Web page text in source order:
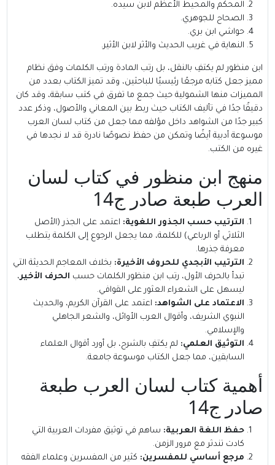
المحكم والمحيط الأعظم لابن سيده.
الصحاح للجوهري.
حواشي ابن بري.
النهاية في غريب الحديث والأثر لابن الأثير.
ابن منظور لم يكتفِ بالنقل، بل رتب المادة ورتب الكلمات وفق نظام
مميز جعل كتابه مرجعًا رئيسيًا للباحثين، وقد تميز الكتاب بعدد من
المميزات منها الشمولية حيث جمع ما تفرق في كتب سابقة، وقد كان
دقيقًا جدًا في تأليف الكتاب حيث ربط بين المعاني والأصول، وذكر عدد
كبير جدًا من الشواهد داخل مؤلفه مما جعل من كتاب لسان العرب
موسوعة أدبية أيضًا وتمكن من حفظ نصوصًا نادرة قد لا نجدها في
غيره من الكتب.
منهج ابن منظور في كتاب لسان
العرب طبعة صادر ج14
الترتيب حسب الجذور اللغوية: اعتمد على الجذر (الأصل
الثلاثي أو الرباعي) للكلمة، مما يجعل الرجوع إلى الكلمة يتطلب
معرفة جذرها.
الترتيب الأبجدي للحروف الأخيرة: بخلاف المعاجم الحديثة التي
تبدأ بالحرف الأول، رتب ابن منظور الكلمات حسب الحرف الأخير ،
ليسهل على الشعراء العثور على القوافي.
الاعتماد على الشواهد: اعتمد على القرآن الكريم، والحديث
النبوي الشريف، وأقوال العرب الأوائل، والشعر الجاهلي
والإسلامي.
التوثيق العلمي: لم يكتفِ بالشرح، بل أورد أقوال العلماء
السابقين، مما جعل الكتاب موسوعة جامعة.
أهمية كتاب لسان العرب طبعة
صادر ج14
حفظ اللغة العربية: ساهم في توثيق مفردات العربية التي
كادت تندثر مع مرور الزمن.
مرجع أساسي للمفسرين: كثير من المفسرين وعلماء الفقه